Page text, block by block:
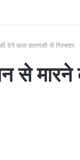
देने वाला वाराणसी से गिरफ्तार
से